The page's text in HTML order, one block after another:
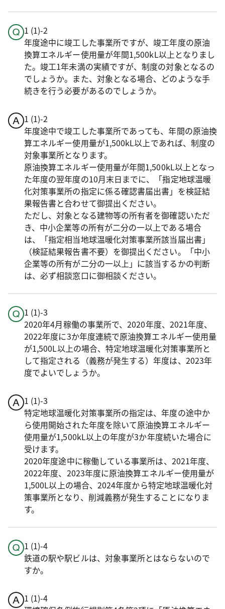
1 (1)-2
年度途中に竣工した事業所ですが、竣工年度の原油
換算エネルギー使用量が年間1,500kL以上となりまし
た。竣工1年未満の実績ですが、制度の対象となるの
でしょうか。また、対象となる場合、どのような手
続きを行う必要があるのでしょうか。
1 (1)-2
年度途中で竣工した事業所であっても、年間の原油換
算エネルギー使用量が1,500kL以上であれば、制度の
対象事業所となります。
原油換算エネルギー使用量が年間1,500kL以上となっ
た年度の翌年度の10月末日までに、「指定地球温暖
化対策事業所の指定に係る確認書届出書」を検証結
果報告書と合わせて御提出ください。
ただし、対象となる建物等の所有者を御確認いただ
き、中小企業等の所有が二分の一以上である場合
は、「指定相当地球温暖化対策事業所該当届出書」
（検証結果報告書不要）を御提出ください。「中小
企業等の所有が二分の一以上」に該当するかの判断
は、必ず相談窓口に御相談ください。
1 (1)-3
2020年4月稼働の事業所で、2020年度、2021年度、
2022年度に3か年度連続で原油換算エネルギー使用量
が1,500L以上の場合、特定地球温暖化対策事業所と
して指定される（義務が発生する）年度は、2023年
度でよいでしょうか。
1 (1)-3
特定地球温暖化対策事業所の指定は、年度の途中か
ら使用開始された年度を除いて原油換算エネルギー
使用量が1,500kL以上の年度が3か年度続いた場合に
受けます。
2020年度途中に稼働している事業所は、2021年度、
2022年度、2023年度に原油換算エネルギー使用量が
1,500L以上の場合、2024年度から特定地球温暖化対
策事業所となり、削減義務が発生することになりま
す。
1 (1)-4
鉄道の駅や駅ビルは、対象事業所とはならないので
すか。
1 (1)-4